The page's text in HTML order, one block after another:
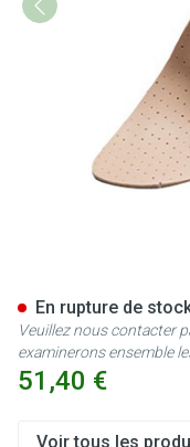
51,40 €
En rupture de
Veuillez nous contacter
examinerons ensemble
Voir tous les